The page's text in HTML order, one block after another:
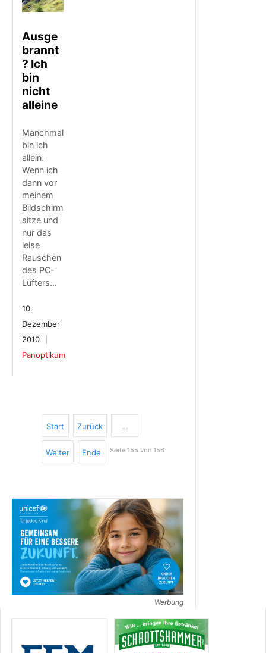
Ausge
brannt
? Ich
bin
nicht
alleine
Manchmal
bin ich
allein.
Wenn ich
dann vor
meinem
Bildschirm
sitze und
nur das
leise
Rauschen
des PC-
Lüfters…
10.
Dezember
2010
Panoptikum
Start Zurück …
Weiter Ende Seite 155 von 156
Werbung